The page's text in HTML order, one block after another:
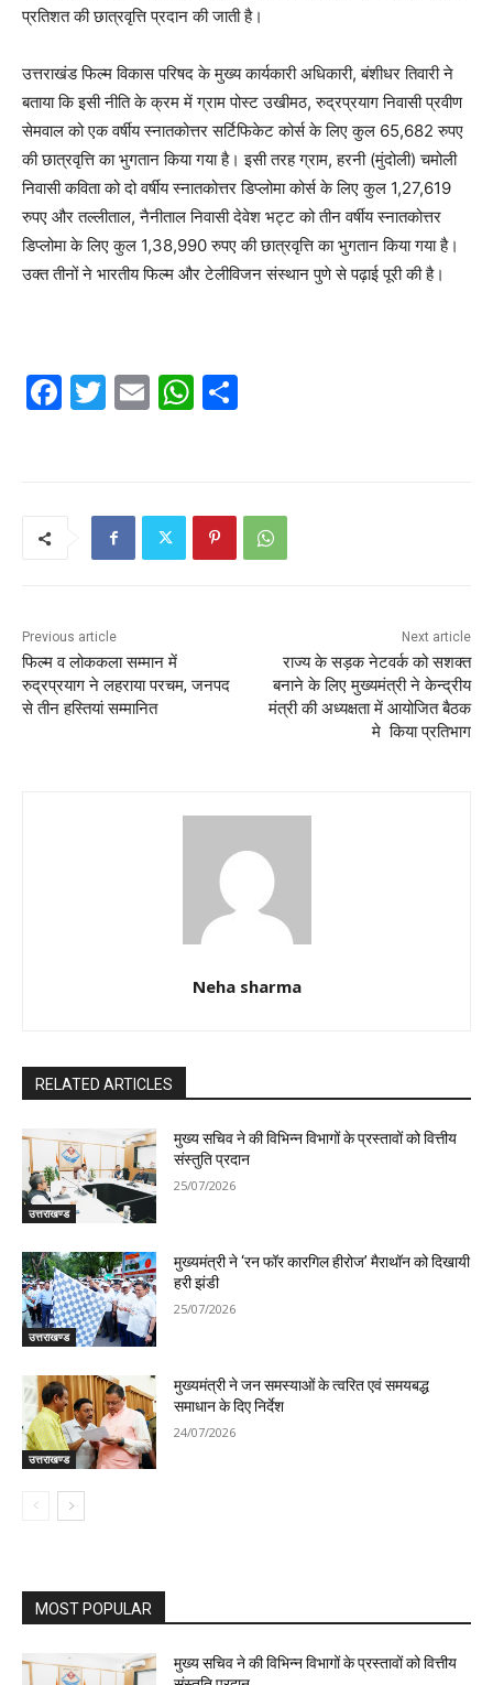
प्रतिशत की छात्रवृत्ति प्रदान की जाती है।
उत्तराखंड फिल्म विकास परिषद के मुख्य कार्यकारी अधिकारी, बंशीधर तिवारी ने
बताया कि इसी नीति के क्रम में ग्राम पोस्ट उखीमठ, रुद्रप्रयाग निवासी प्रवीण
सेमवाल को एक वर्षीय स्नातकोत्तर सर्टिफिकेट कोर्स के लिए कुल 65,682 रुपए
की छात्रवृत्ति का भुगतान किया गया है। इसी तरह ग्राम, हरनी (मुंदोली) चमोली
निवासी कविता को दो वर्षीय स्नातकोत्तर डिप्लोमा कोर्स के लिए कुल 1,27,619
रुपए और तल्लीताल, नैनीताल निवासी देवेश भट्ट को तीन वर्षीय स्नातकोत्तर
डिप्लोमा के लिए कुल 1,38,990 रुपए की छात्रवृत्ति का भुगतान किया गया है।
उक्त तीनों ने भारतीय फिल्म और टेलीविजन संस्थान पुणे से पढ़ाई पूरी की है।
F
k
T
E
W
A
p
Previous article
फिल्म व लोककला सम्मान में
रुद्रप्रयाग ने लहराया परचम, जनपद
से तीन हस्तियां सम्मानित
Next article
राज्य के सड़क नेटवर्क को सशक्त
बनाने के लिए मुख्यमंत्री ने केन्द्रीय
मंत्री की अध्यक्षता में आयोजित बैठक
मे किया प्रतिभाग
Neha sharma
RELATED ARTICLES
उत्तराखण्ड
मुख्य सचिव ने की विभिन्न विभागों के प्रस्तावों को वित्तीय
संस्तुति प्रदान
25/07/2026
उत्तराखण्ड
मुख्यमंत्री ने ‘रन फॉर कारगिल हीरोज’ मैराथॉन को दिखायी
हरी झंडी
25/07/2026
उत्तराखण्ड
मुख्यमंत्री ने जन समस्याओं के त्वरित एवं समयबद्ध
समाधान के दिए निर्देश
24/07/2026
MOST POPULAR
मुख्य सचिव ने की विभिन्न विभागों के प्रस्तावों को वित्तीय